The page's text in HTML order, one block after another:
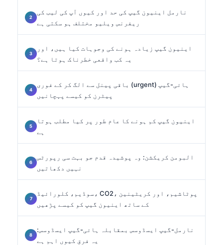
نارمل اینیون گیپ کی حد اور کیوں آپ کی لیب کی
ریفرنس ویلیو مختلف ہو سکتی ہے
اینیون گیپ زیادہ ہونے کی وجوہات کیا ہیں، اور
یہ کب واقعی خطرناک ہوتا ہے؟
باقی پینل سے الگ کر کے فوری (urgent) ہائی-گیپ
پیٹرن کو کیسے پہچانیں
اینیون گیپ کم ہونے کا عام طور پر کیا مطلب ہوتا
ہے
البومن کریکشن: وہ پوشیدہ قدم جو بہت سی رپورٹس
نہیں دکھاتیں
سوڈیم، کلورائیڈ، CO2، پوٹاشیم، اور کریٹینین
کے ساتھ اینیون گیپ کو کیسے پڑھیں
نارمل-گیپ ایسڈوسس بمقابلہ ہائی-گیپ ایسڈوسس:
یہ فرق کیوں اہم ہے